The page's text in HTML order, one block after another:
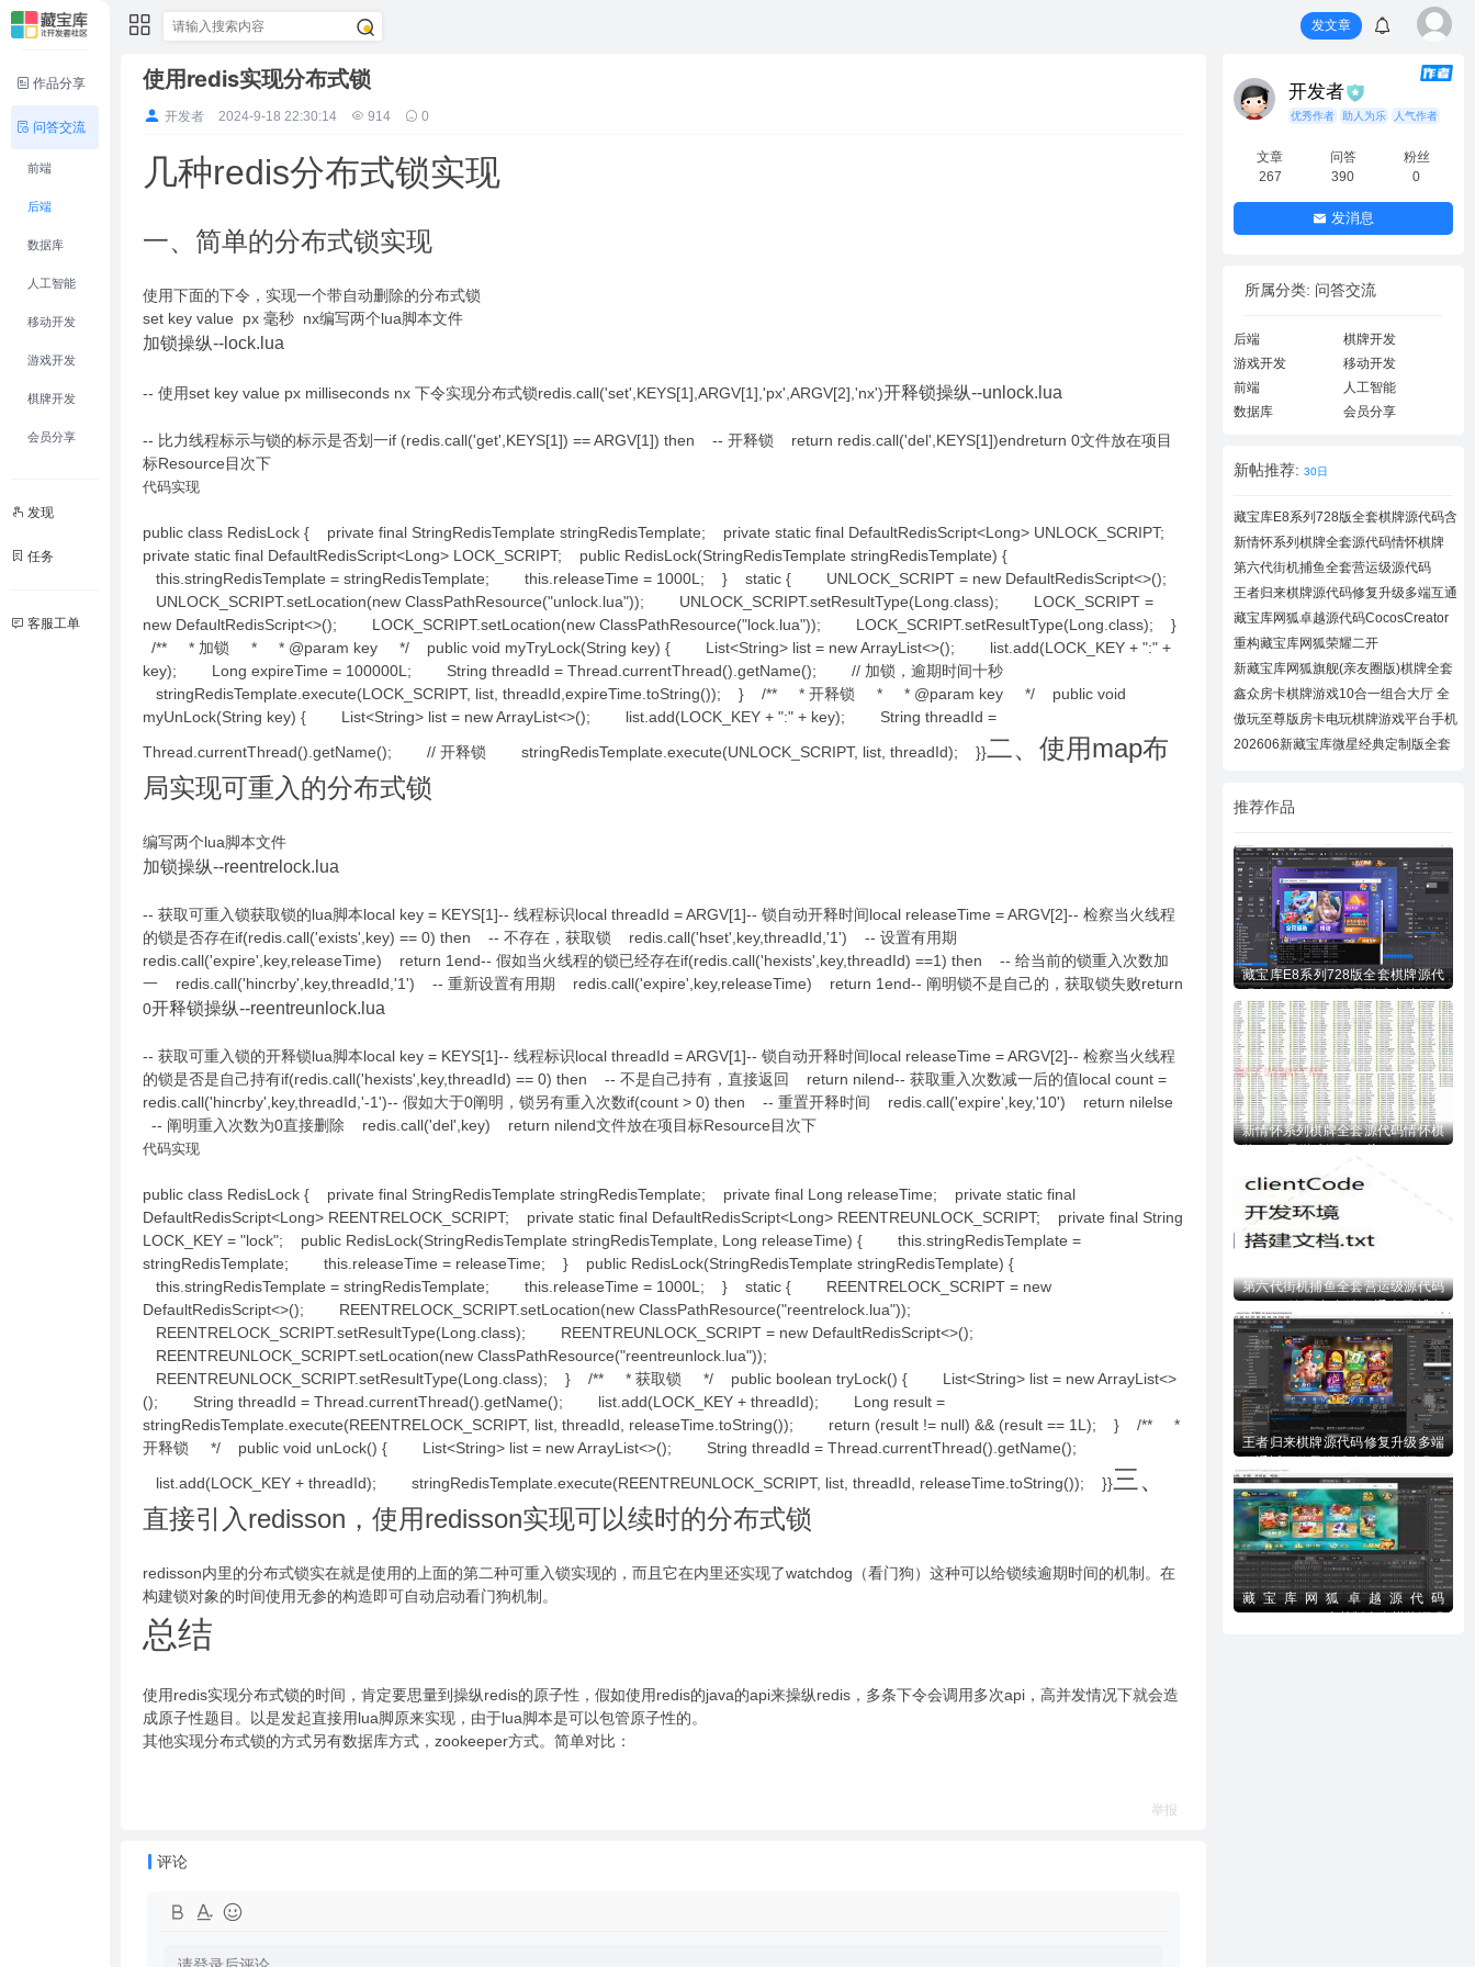
作品分享
问答交流
前端
后端
数据库
人工智能
移动开发
游戏开发
棋牌开发
会员分享
发现
任务
客服工单
发文章
使用redis实现分布式锁
开发者 2024-9-18 22:30:14 914 0
几种redis分布式锁实现
一、简单的分布式锁实现
使用下面的下令，实现一个带自动删除的分布式锁
set key value px 毫秒 nx编写两个lua脚本文件
加锁操纵--lock.lua
-- 使用set key value px milliseconds nx 下令实现分布式锁redis.call('set',KEYS[1],ARGV[1],'px',ARGV[2],'nx')开释锁操纵--unlock.lua
-- 比力线程标示与锁的标示是否划一if (redis.call('get',KEYS[1]) == ARGV[1]) then -- 开释锁 return redis.call('del',KEYS[1])endreturn 0文件放在项目
标Resource目次下
代码实现
public class RedisLock { private final StringRedisTemplate stringRedisTemplate; private static final DefaultRedisScript<Long> UNLOCK_SCRIPT;
private static final DefaultRedisScript<Long> LOCK_SCRIPT; public RedisLock(StringRedisTemplate stringRedisTemplate) {
this.stringRedisTemplate = stringRedisTemplate; this.releaseTime = 1000L; } static { UNLOCK_SCRIPT = new DefaultRedisScript<>();
UNLOCK_SCRIPT.setLocation(new ClassPathResource("unlock.lua")); UNLOCK_SCRIPT.setResultType(Long.class); LOCK_SCRIPT =
new DefaultRedisScript<>(); LOCK_SCRIPT.setLocation(new ClassPathResource("lock.lua")); LOCK_SCRIPT.setResultType(Long.class); }
/** * 加锁 * * @param key */ public void myTryLock(String key) { List<String> list = new ArrayList<>(); list.add(LOCK_KEY + ":" +
key); Long expireTime = 100000L; String threadId = Thread.currentThread().getName(); // 加锁，逾期时间十秒
stringRedisTemplate.execute(LOCK_SCRIPT, list, threadId,expireTime.toString()); } /** * 开释锁 * * @param key */ public void
myUnLock(String key) { List<String> list = new ArrayList<>(); list.add(LOCK_KEY + ":" + key); String threadId =
Thread.currentThread().getName(); // 开释锁 stringRedisTemplate.execute(UNLOCK_SCRIPT, list, threadId); }}二、使用map布
局实现可重入的分布式锁
编写两个lua脚本文件
加锁操纵--reentrelock.lua
-- 获取可重入锁获取锁的lua脚本local key = KEYS[1]-- 线程标识local threadId = ARGV[1]-- 锁自动开释时间local releaseTime = ARGV[2]-- 检察当火线程
的锁是否存在if(redis.call('exists',key) == 0) then -- 不存在，获取锁 redis.call('hset',key,threadId,'1') -- 设置有用期
redis.call('expire',key,releaseTime) return 1end-- 假如当火线程的锁已经存在if(redis.call('hexists',key,threadId) ==1) then -- 给当前的锁重入次数加
一 redis.call('hincrby',key,threadId,'1') -- 重新设置有用期 redis.call('expire',key,releaseTime) return 1end-- 阐明锁不是自己的，获取锁失败return
0开释锁操纵--reentreunlock.lua
-- 获取可重入锁的开释锁lua脚本local key = KEYS[1]-- 线程标识local threadId = ARGV[1]-- 锁自动开释时间local releaseTime = ARGV[2]-- 检察当火线程
的锁是否是自己持有if(redis.call('hexists',key,threadId) == 0) then -- 不是自己持有，直接返回 return nilend-- 获取重入次数减一后的值local count =
redis.call('hincrby',key,threadId,'-1')-- 假如大于0阐明，锁另有重入次数if(count > 0) then -- 重置开释时间 redis.call('expire',key,'10') return nilelse
-- 阐明重入次数为0直接删除 redis.call('del',key) return nilend文件放在项目标Resource目次下
代码实现
public class RedisLock { private final StringRedisTemplate stringRedisTemplate; private final Long releaseTime; private static final
DefaultRedisScript<Long> REENTRELOCK_SCRIPT; private static final DefaultRedisScript<Long> REENTREUNLOCK_SCRIPT; private final String
LOCK_KEY = "lock"; public RedisLock(StringRedisTemplate stringRedisTemplate, Long releaseTime) { this.stringRedisTemplate =
stringRedisTemplate; this.releaseTime = releaseTime; } public RedisLock(StringRedisTemplate stringRedisTemplate) {
this.stringRedisTemplate = stringRedisTemplate; this.releaseTime = 1000L; } static { REENTRELOCK_SCRIPT = new
DefaultRedisScript<>(); REENTRELOCK_SCRIPT.setLocation(new ClassPathResource("reentrelock.lua"));
REENTRELOCK_SCRIPT.setResultType(Long.class); REENTREUNLOCK_SCRIPT = new DefaultRedisScript<>();
REENTREUNLOCK_SCRIPT.setLocation(new ClassPathResource("reentreunlock.lua"));
REENTREUNLOCK_SCRIPT.setResultType(Long.class); } /** * 获取锁 */ public boolean tryLock() { List<String> list = new ArrayList<>
(); String threadId = Thread.currentThread().getName(); list.add(LOCK_KEY + threadId); Long result =
stringRedisTemplate.execute(REENTRELOCK_SCRIPT, list, threadId, releaseTime.toString()); return (result != null) && (result == 1L); } /** *
开释锁 */ public void unLock() { List<String> list = new ArrayList<>(); String threadId = Thread.currentThread().getName();
list.add(LOCK_KEY + threadId); stringRedisTemplate.execute(REENTREUNLOCK_SCRIPT, list, threadId, releaseTime.toString()); }}三、
直接引入redisson，使用redisson实现可以续时的分布式锁
redisson内里的分布式锁实在就是使用的上面的第二种可重入锁实现的，而且它在内里还实现了watchdog（看门狗）这种可以给锁续逾期时间的机制。在
构建锁对象的时间使用无参的构造即可自动启动看门狗机制。
总结
使用redis实现分布式锁的时间，肯定要思量到操纵redis的原子性，假如使用redis的java的api来操纵redis，多条下令会调用多次api，高并发情况下就会造
成原子性题目。以是发起直接用lua脚原来实现，由于lua脚本是可以包管原子性的。
其他实现分布式锁的方式另有数据库方式，zookeeper方式。简单对比：
举报
评论
开发者
优秀作者 助人为乐 人气作者
文章
267
问答
390
粉丝
0
发消息
所属分类: 问答交流
后端
棋牌开发
游戏开发
移动开发
前端
人工智能
数据库
会员分享
新帖推荐: 30日
藏宝库E8系列728版全套棋牌源代码含
728UI工
新情怀系列棋牌全套源代码情怀棋牌
700+子游
第六代街机捕鱼全套营运级源代码
Creator跨
王者归来棋牌源代码修复升级多端互通
近百款
藏宝库网狐卓越源代码CocosCreator
卓越版全
重构藏宝库网狐荣耀二开
CocosCreator开拓版
新藏宝库网狐旗舰(亲友圈版)棋牌全套
源码下
鑫众房卡棋牌游戏10合一组合大厅 全
套组件
傲玩至尊版房卡电玩棋牌游戏平台手机
棋牌游
202606新藏宝库微星经典定制版全套
推荐作品
藏宝库E8系列728版全套棋牌源代
码下载
新情怀系列棋牌全套源代码情怀棋
第六代街机捕鱼全套营运级源代码
全套完美源代码下载
王者归来棋牌源代码修复升级多端
载
藏宝库网狐卓越源代码